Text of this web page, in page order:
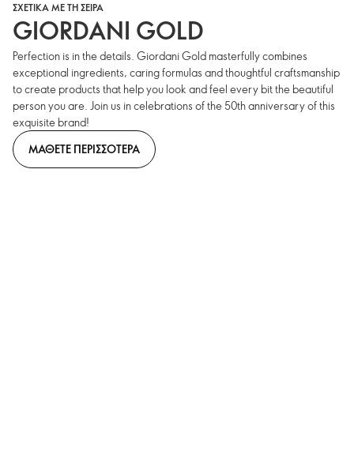
ΣΧΕΤΙΚΑ ΜΕ ΤΗ ΣΕΙΡΑ
GIORDANI GOLD
Perfection is in the details. Giordani Gold masterfully combines
exceptional ingredients, caring formulas and thoughtful craftsmanship
to create products that help you look and feel every bit the beautiful
person you are. Join us in celebrations of the 50th anniversary of this
exquisite brand!
ΜΑΘΕΤΕ ΠΕΡΙΣΣΟΤΕΡΑ